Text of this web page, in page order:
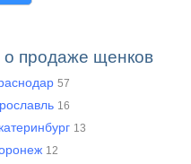
о продаже щенков
57
16
13
12